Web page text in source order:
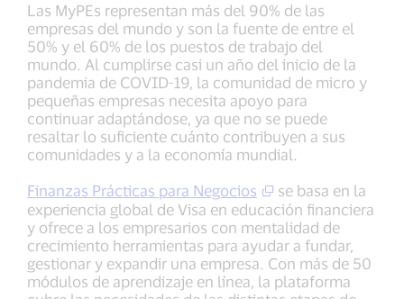
Las MyPEs representan más del 90% de las
empresas del mundo y son la fuente de entre el
50% y el 60% de los puestos de trabajo del
mundo. Al cumplirse casi un año del inicio de la
pandemia de COVID-19, la comunidad de micro y
pequeñas empresas necesita apoyo para
continuar adaptándose, ya que no se puede
resaltar lo suficiente cuánto contribuyen a sus
comunidades y a la economía mundial.
Finanzas Prácticas para Negocios
se basa en la
experiencia global de Visa en educación financiera
y ofrece a los empresarios con mentalidad de
crecimiento herramientas para ayudar a fundar,
gestionar y expandir una empresa. Con más de 50
módulos de aprendizaje en línea, la plataforma